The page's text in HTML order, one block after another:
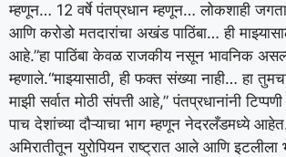
म्हणून… 12 वर्षे पंतप्रधान म्हणून… लोकशाही
आणि करोडो मतदारांचा अखंड पाठिंबा… ही
आहे.”हा पाठिंबा केवळ राजकीय नसून भावनिक
म्हणाले.“माझ्यासाठी, ही फक्त संख्या नाही… हा
माझी सर्वात मोठी संपत्ती आहे,” पंतप्रधानांनी
पाच देशांच्या दौऱ्याचा भाग म्हणून नेदरलँडमध्ये
अमिरातीतून युरोपियन राष्ट्रात आले आणि इटलीला